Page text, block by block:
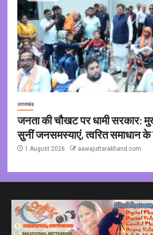
उत्तराखंड
जनता की चौखट पर धामी सरकार:
सुनीं जनसमस्याएं, त्वरित समाधान के
1 August 2026 aawajuttarakhand.com